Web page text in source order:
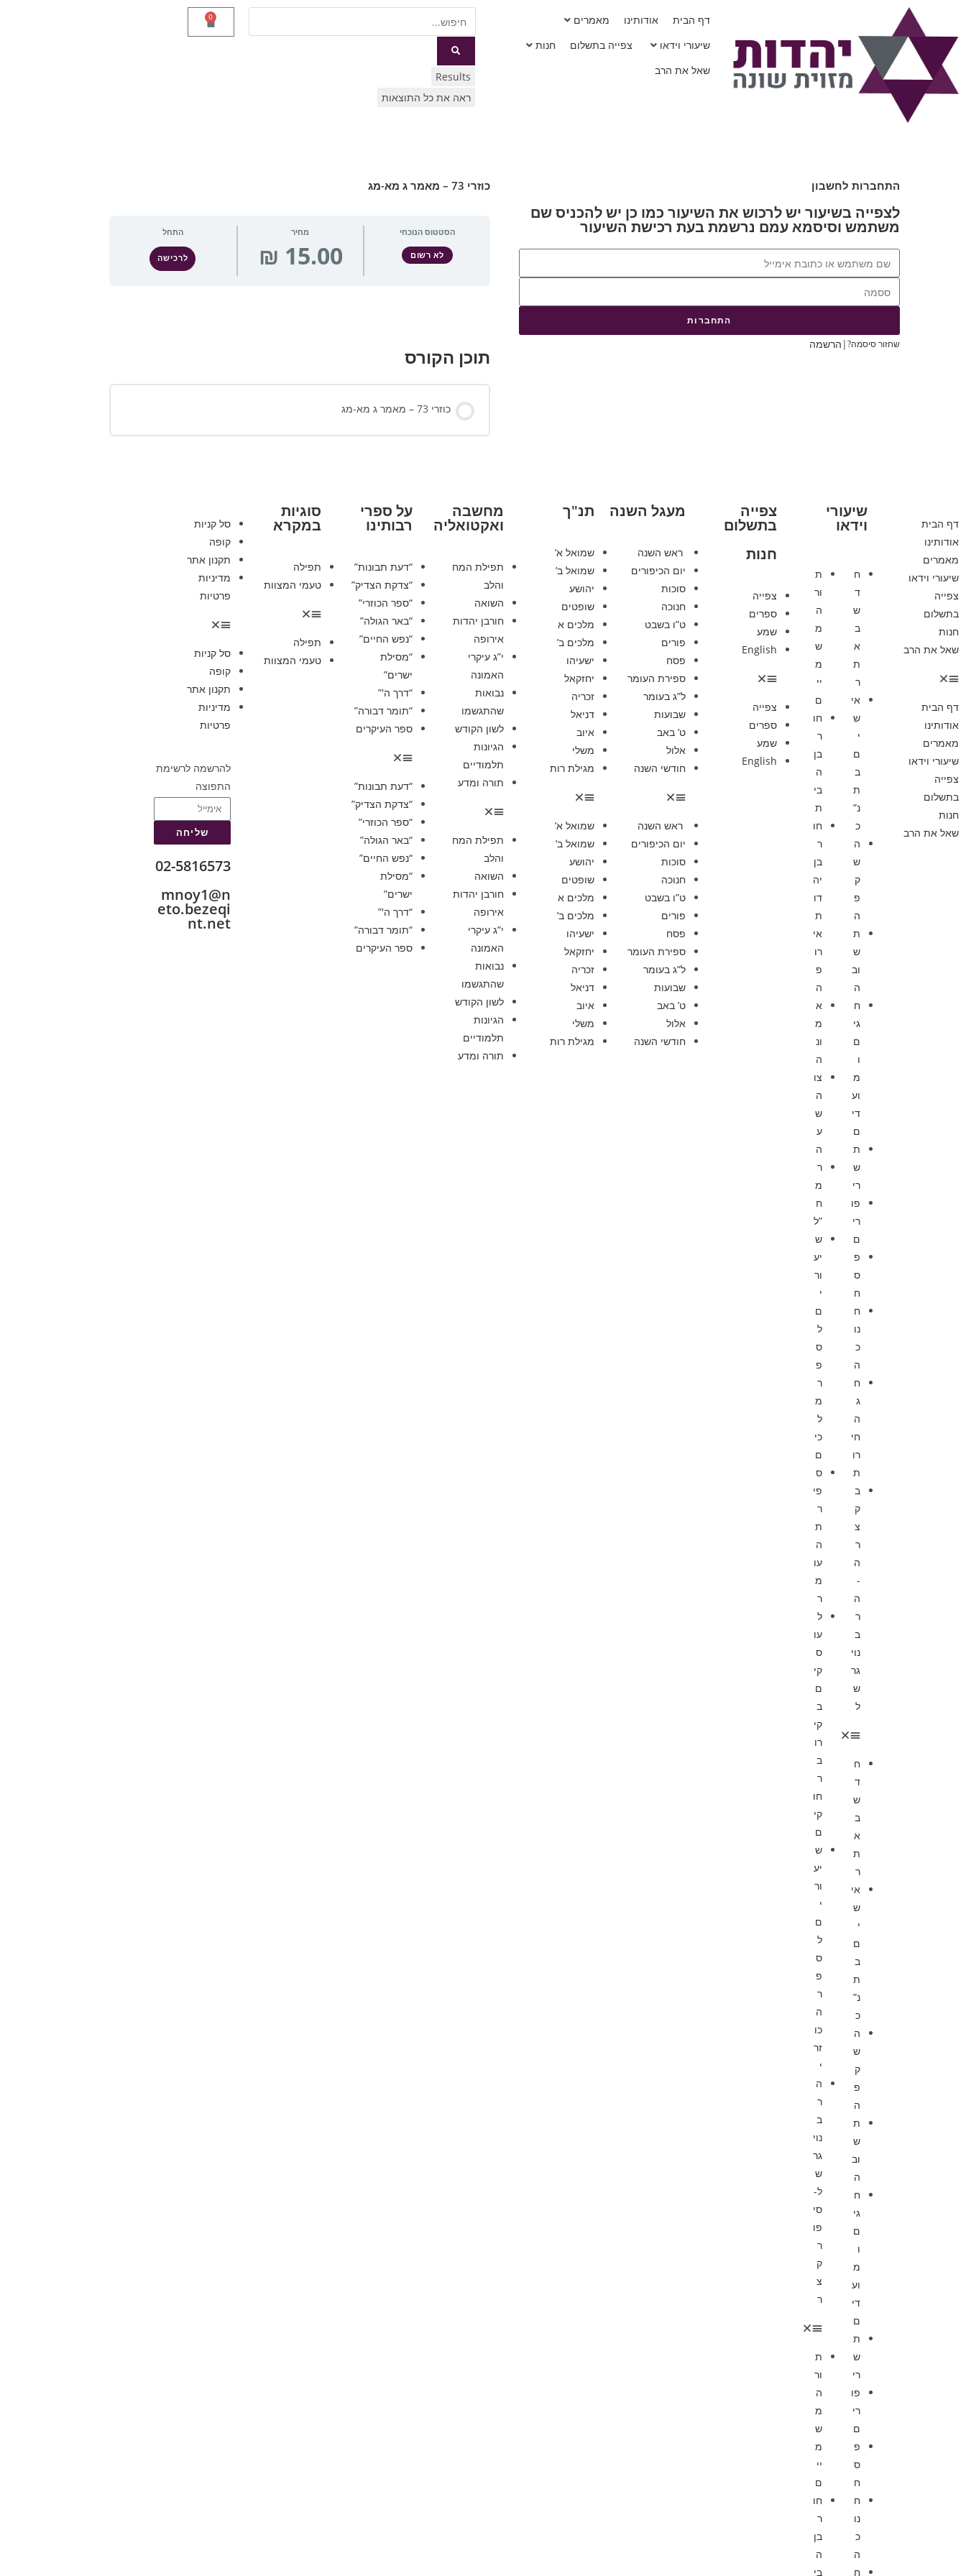
דף הבית אודותינו
מאמרים
שיעורי וידאו
צפייה בתשלום
חנות
שאל את הרב
Results
ראה את כל התוצאות
0
התחברות לחשבון
לצפייה בשיעור יש לרכוש את השיעור כמו כן יש להכניס שם
משתמש וסיסמא עמם נרשמת בעת רכישת השיעור
התחברות
שחזור סיסמה?| הרשמה
כוזרי 73 – מאמר ג מא-מג
הסטטוס הנוכחי
לא רשום
מחיר התחל
לרכישה
תוכן הקורס
כוזרי 73 – מאמר ג מא-מג
דף הבית
אודותינו
מאמרים
שיעורי וידאו
צפייה
בתשלום
חנות
שאל את הרב
דף הבית
אודותינו
מאמרים
שיעורי וידאו
צפייה
בתשלום
חנות
שאל את הרב
שיעורי
וידאו
ח
ד
ש
ב
א
ת
ר
אי
ש
י
ם
ב
ת
נ”
כ
ה
ש
ק
פ
ה
ת
ש
וב
ה
ח
גי
ם
ו
מ
וע
די
ם
ת
ש
רי
פו
רי
ם
פ
ס
ח
ח
נו
כ
ה
ח
ג
ה
חי
רו
ת
ב
ק
צ
ר
ה
-
ה
ר
ב
נוי
גר
ש
ל
ח
ד
ש
ב
א
ת
ר
אי
ש
י
ם
ב
ת
נ”
כ
ה
ש
ק
פ
ה
ת
ש
וב
ה
ח
גי
ם
ו
מ
וע
די
ם
ת
ש
רי
פו
רי
ם
פ
ס
ח
ח
נו
כ
ה
ח
ת
ור
ה
מ
ש
מ
יי
ם
חו
ר
בן
ה
בי
ת
חו
ר
בן
יה
דו
ת
אי
רו
פ
ה
א
מ
ונ
ה
צו
ה
ש
ע
ה
ר
מ
ח
”ל
ש
יע
ור
י
ם
ל
ס
פ
ר
מ
ל
כי
ם
ס
פי
ר
ת
ה
עו
מ
ר
ל
עו
ס
קי
ם
ב
קי
רו
ב
ר
חו
קי
ם
ש
יע
ור
י
ם
ל
ס
פ
ר
ה
כו
זר
י
ה
ר
ב
נוי
גר
ש
ל-
סי
פו
ר
ק
צ
ר
ת
ור
ה
מ
ש
מ
יי
ם
חו
ר
בן
ה
בי
צפייה
בתשלום
חנות
צפייה
ספרים
שמע
English
צפייה
ספרים
שמע
English
מעגל השנה
ראש השנה
יום הכיפורים
סוכות
חנוכה
ט”ו בשבט
פורים
פסח
ספירת העומר
ל”ג בעומר
שבועות
ט’ באב
אלול
חודשי השנה
ראש השנה
יום הכיפורים
סוכות
חנוכה
ט”ו בשבט
פורים
פסח
ספירת העומר
ל”ג בעומר
שבועות
ט’ באב
אלול
חודשי השנה
תנ"ך
שמואל א’
שמואל ב’
יהושע
שופטים
מלכים א
מלכים ב’
ישעיהו
יחזקאל
זכריה
דניאל
איוב
משלי
מגילת רות
שמואל א’
שמואל ב’
יהושע
שופטים
מלכים א
מלכים ב’
ישעיהו
יחזקאל
זכריה
דניאל
איוב
משלי
מגילת רות
מחשבה
ואקטואליה
תפילת המח
והלב
השואה
חורבן יהדות
אירופה
י”ג עיקרי
האמונה
נבואות
שהתגשמו
לשון הקודש
הגיונות
תלמודיים
תורה ומדע
תפילת המח
והלב
השואה
חורבן יהדות
אירופה
י”ג עיקרי
האמונה
נבואות
שהתגשמו
לשון הקודש
הגיונות
תלמודיים
תורה ומדע
על ספרי
רבותינו
“דעת תבונות”
“צדקת הצדיק”
“ספר הכוזרי”
“באר הגולה”
“נפש החיים”
“מסילת
ישרים”
“דרך ה'”
“תומר דבורה”
ספר העיקרים
“דעת תבונות”
“צדקת הצדיק”
“ספר הכוזרי”
“באר הגולה”
“נפש החיים”
“מסילת
ישרים”
“דרך ה'”
“תומר דבורה”
ספר העיקרים
סוגיות
במקרא
תפילה
טעמי המצוות
תפילה
טעמי המצוות
סל קניות
קופה
תקנון אתר
מדיניות
פרטיות
סל קניות
קופה
תקנון אתר
מדיניות
פרטיות
להרשמה לרשימת
התפוצה
שליחה
02-5816573
mnoy1@n
eto.bezeqi
nt.net